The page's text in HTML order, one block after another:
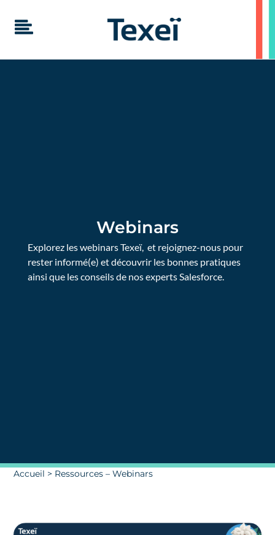
Webinars
Explorez les webinars Texeï, et rejoignez-nous pour
rester informé(e) et découvrir les bonnes pratiques
ainsi que les conseils de nos experts Salesforce.
Accueil > Ressources – Webinars